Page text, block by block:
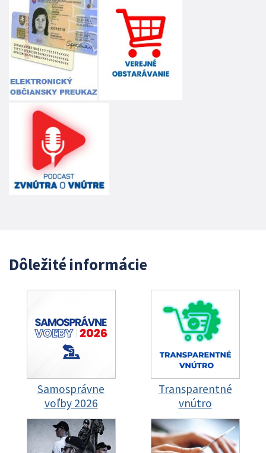
Dôležité informácie
Samosprávne
voľby 2026
Transparentné
vnútro